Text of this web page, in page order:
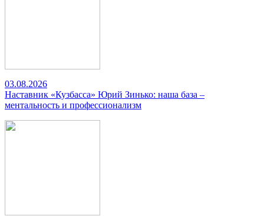
03.08.2026
Наставник «Кузбасса» Юрий Зинько: наша база –
ментальность и профессионализм